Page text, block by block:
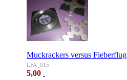
Muckrackers versus Fieberflug
LFA_015
5,00